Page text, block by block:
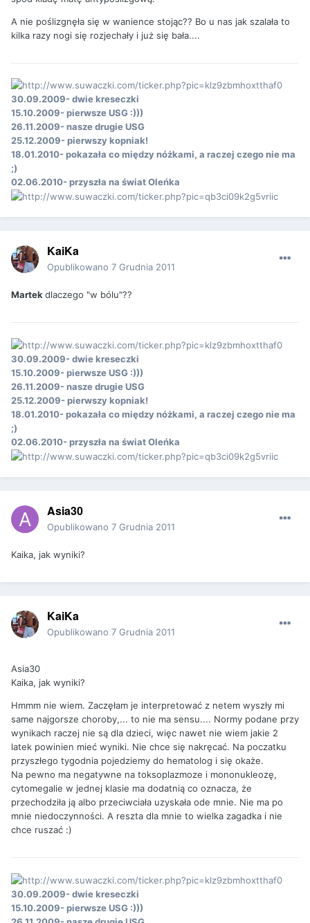
A nie poślizgnęła się w wanience stojąc?? Bo u nas jak szalała to
kilka razy nogi się rozjechały i już się bała....
30.09.2009- dwie kreseczki
15.10.2009- pierwsze USG :)))
26.11.2009- nasze drugie USG
25.12.2009- pierwszy kopniak!
18.01.2010- pokazała co między nóżkami, a raczej czego nie ma
;)
02.06.2010- przyszła na świat Oleńka
KaiKa
Opublikowano 7 Grudnia 2011
Martekdlaczego "w bólu"??
30.09.2009- dwie kreseczki
15.10.2009- pierwsze USG :)))
26.11.2009- nasze drugie USG
25.12.2009- pierwszy kopniak!
18.01.2010- pokazała co między nóżkami, a raczej czego nie ma
;)
02.06.2010- przyszła na świat Oleńka
Asia30
Opublikowano 7 Grudnia 2011
Kaika, jak wyniki?
KaiKa
Opublikowano 7 Grudnia 2011
Asia30
Kaika, jak wyniki?
Hmmm nie wiem. Zaczęłam je interpretować z netem wyszły mi
same najgorsze choroby,... to nie ma sensu.... Normy podane przy
wynikach raczej nie są dla dzieci, więc nawet nie wiem jakie 2
latek powinien mieć wyniki. Nie chce się nakręcać. Na poczatku
przyszłego tygodnia pojedziemy do hematolog i się okaże.
Na pewno ma negatywne na toksoplazmoze i mononukleozę,
cytomegalie w jednej klasie ma dodatnią co oznacza, że
przechodziła ją albo przeciwciała uzyskała ode mnie. Nie ma po
mnie niedoczynności. A reszta dla mnie to wielka zagadka i nie
chce ruszać :)
30.09.2009- dwie kreseczki
15.10.2009- pierwsze USG :)))